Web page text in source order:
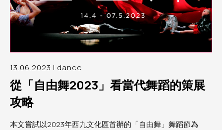
13.06.2023 | dance
從「自由舞2023」看當代舞蹈的策展
攻略
本文嘗試以2023年西九文化區首辦的「自由舞」舞蹈節為